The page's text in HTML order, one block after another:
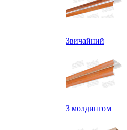
Звичайний
З молдингом